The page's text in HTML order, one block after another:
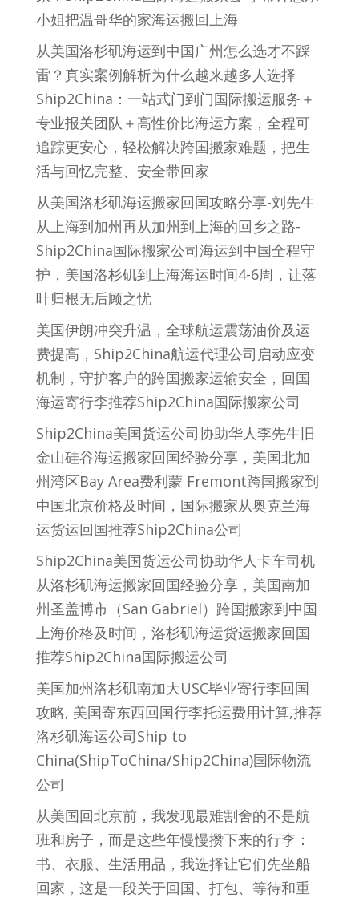
小姐把温哥华的家海运搬回上海
从美国洛杉矶海运到中国广州怎么选才不踩
雷？真实案例解析为什么越来越多人选择
Ship2China：一站式门到门国际搬运服务＋
专业报关团队＋高性价比海运方案，全程可
追踪更安心，轻松解决跨国搬家难题，把生
活与回忆完整、安全带回家
从美国洛杉矶海运搬家回国攻略分享-刘先生
从上海到加州再从加州到上海的回乡之路-
Ship2China国际搬家公司海运到中国全程守
护，美国洛杉矶到上海海运时间4-6周，让落
叶归根无后顾之忧
美国伊朗冲突升温，全球航运震荡油价及运
费提高，Ship2China航运代理公司启动应变
机制，守护客户的跨国搬家运输安全，回国
海运寄行李推荐Ship2China国际搬家公司
Ship2China美国货运公司协助华人李先生旧
金山硅谷海运搬家回国经验分享，美国北加
州湾区Bay Area费利蒙 Fremont跨国搬家到
中国北京价格及时间，国际搬家从奥克兰海
运货运回国推荐Ship2China公司
Ship2China美国货运公司协助华人卡车司机
从洛杉矶海运搬家回国经验分享，美国南加
州圣盖博市（San Gabriel）跨国搬家到中国
上海价格及时间，洛杉矶海运货运搬家回国
推荐Ship2China国际搬运公司
美国加州洛杉矶南加大USC毕业寄行李回国
攻略, 美国寄东西回国行李托运费用计算,推荐
洛杉矶海运公司Ship to
China(ShipToChina/Ship2China)国际物流
公司
从美国回北京前，我发现最难割舍的不是航
班和房子，而是这些年慢慢攒下来的行李：
书、衣服、生活用品，我选择让它们先坐船
回家，这是一段关于回国、打包、等待和重